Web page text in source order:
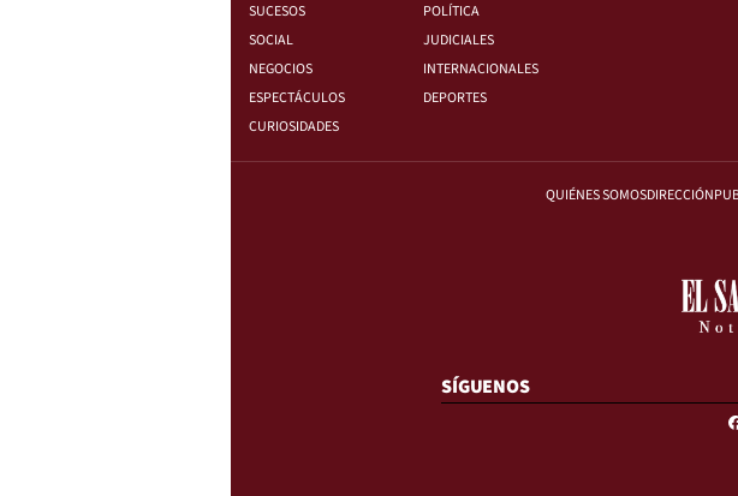
SUCESOS
POLÍTICA
SOCIAL
JUDICIALES
NEGOCIOS
INTERNACIONALES
ESPECTÁCULOS
DEPORTES
CURIOSIDADES
QUIÉNES SOMOSDIRECCIÓN
SÍGUENOS